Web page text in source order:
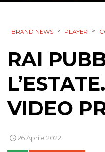
BRAND NEWS > PLAYER >
RAI
VIDEO
26 Aprile 2022